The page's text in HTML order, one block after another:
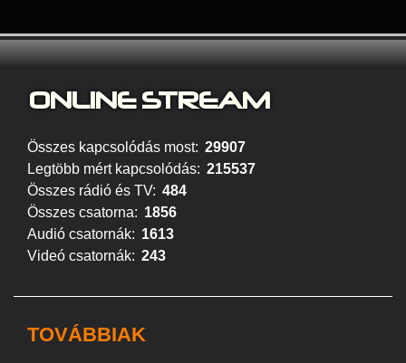
ONLINE STREAM
Összes kapcsolódás most: 29907
Legtöbb mért kapcsolódás: 215537
Összes rádió és TV: 484
Összes csatorna: 1856
Audió csatornák: 1613
Videó csatornák: 243
TOVÁBBIAK